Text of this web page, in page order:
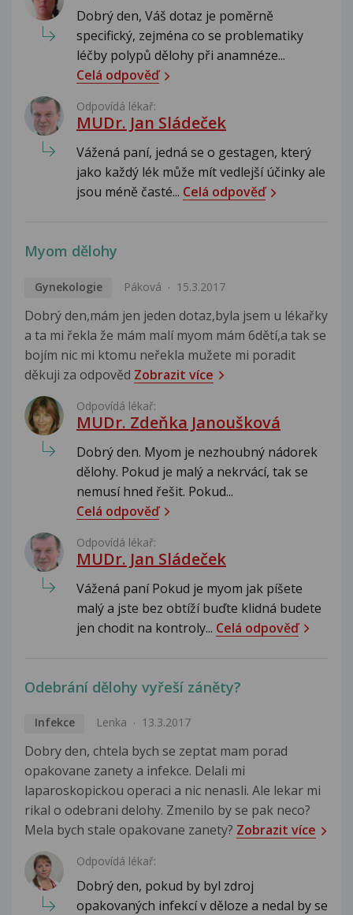
Dobrý den, Váš dotaz je poměrně
specifický, zejména co se problematiky
léčby polypů dělohy při anamnéze...
Celá odpověď
Odpovídá lékař:
MUDr. Jan Sládeček
Vážená paní, jedná se o gestagen, který
jako každý lék může mít vedlejší účinky ale
jsou méně časté... Celá odpověď
Myom dělohy
Gynekologie Páková 15.3.2017
Dobrý den,mám jen jeden dotaz,byla jsem u lékařky
a ta mi řekla že mám malí myom mám 6dětí,a tak se
bojím nic mi ktomu neřekla mužete mi poradit
děkuji za odpověd Zobrazit více
Odpovídá lékař:
MUDr. Zdeňka Janoušková
Dobrý den. Myom je nezhoubný nádorek
dělohy. Pokud je malý a nekrvácí, tak se
nemusí hned řešit. Pokud...
Celá odpověď
Odpovídá lékař:
MUDr. Jan Sládeček
Vážená paní Pokud je myom jak píšete
malý a jste bez obtíží buďte klidná budete
jen chodit na kontroly... Celá odpověď
Odebrání dělohy vyřeší záněty?
Infekce Lenka 13.3.2017
Dobry den, chtela bych se zeptat mam porad
opakovane zanety a infekce. Delali mi
laparoskopickou operaci a nic nenasli. Ale lekar mi
rikal o odebrani delohy. Zmenilo by se pak neco?
Mela bych stale opakovane zanety? Zobrazit více
Odpovídá lékař:
Dobrý den, pokud by byl zdroj
opakovaných infekcí v děloze a nedal by se